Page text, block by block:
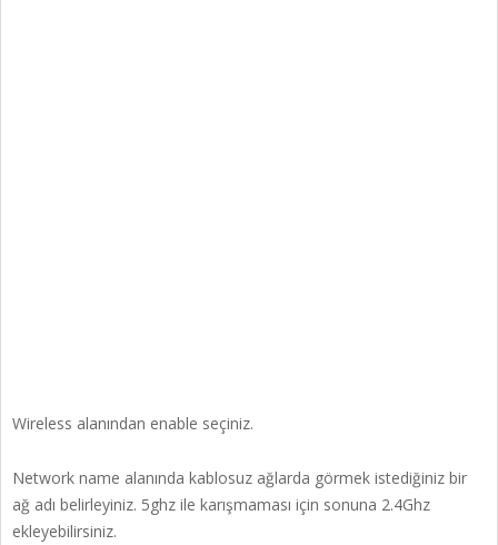
Wireless alanından enable seçiniz.
Network name alanında kablosuz ağlarda görmek istediğiniz bir
ağ adı belirleyiniz. 5ghz ile karışmaması için sonuna 2.4Ghz
ekleyebilirsiniz.